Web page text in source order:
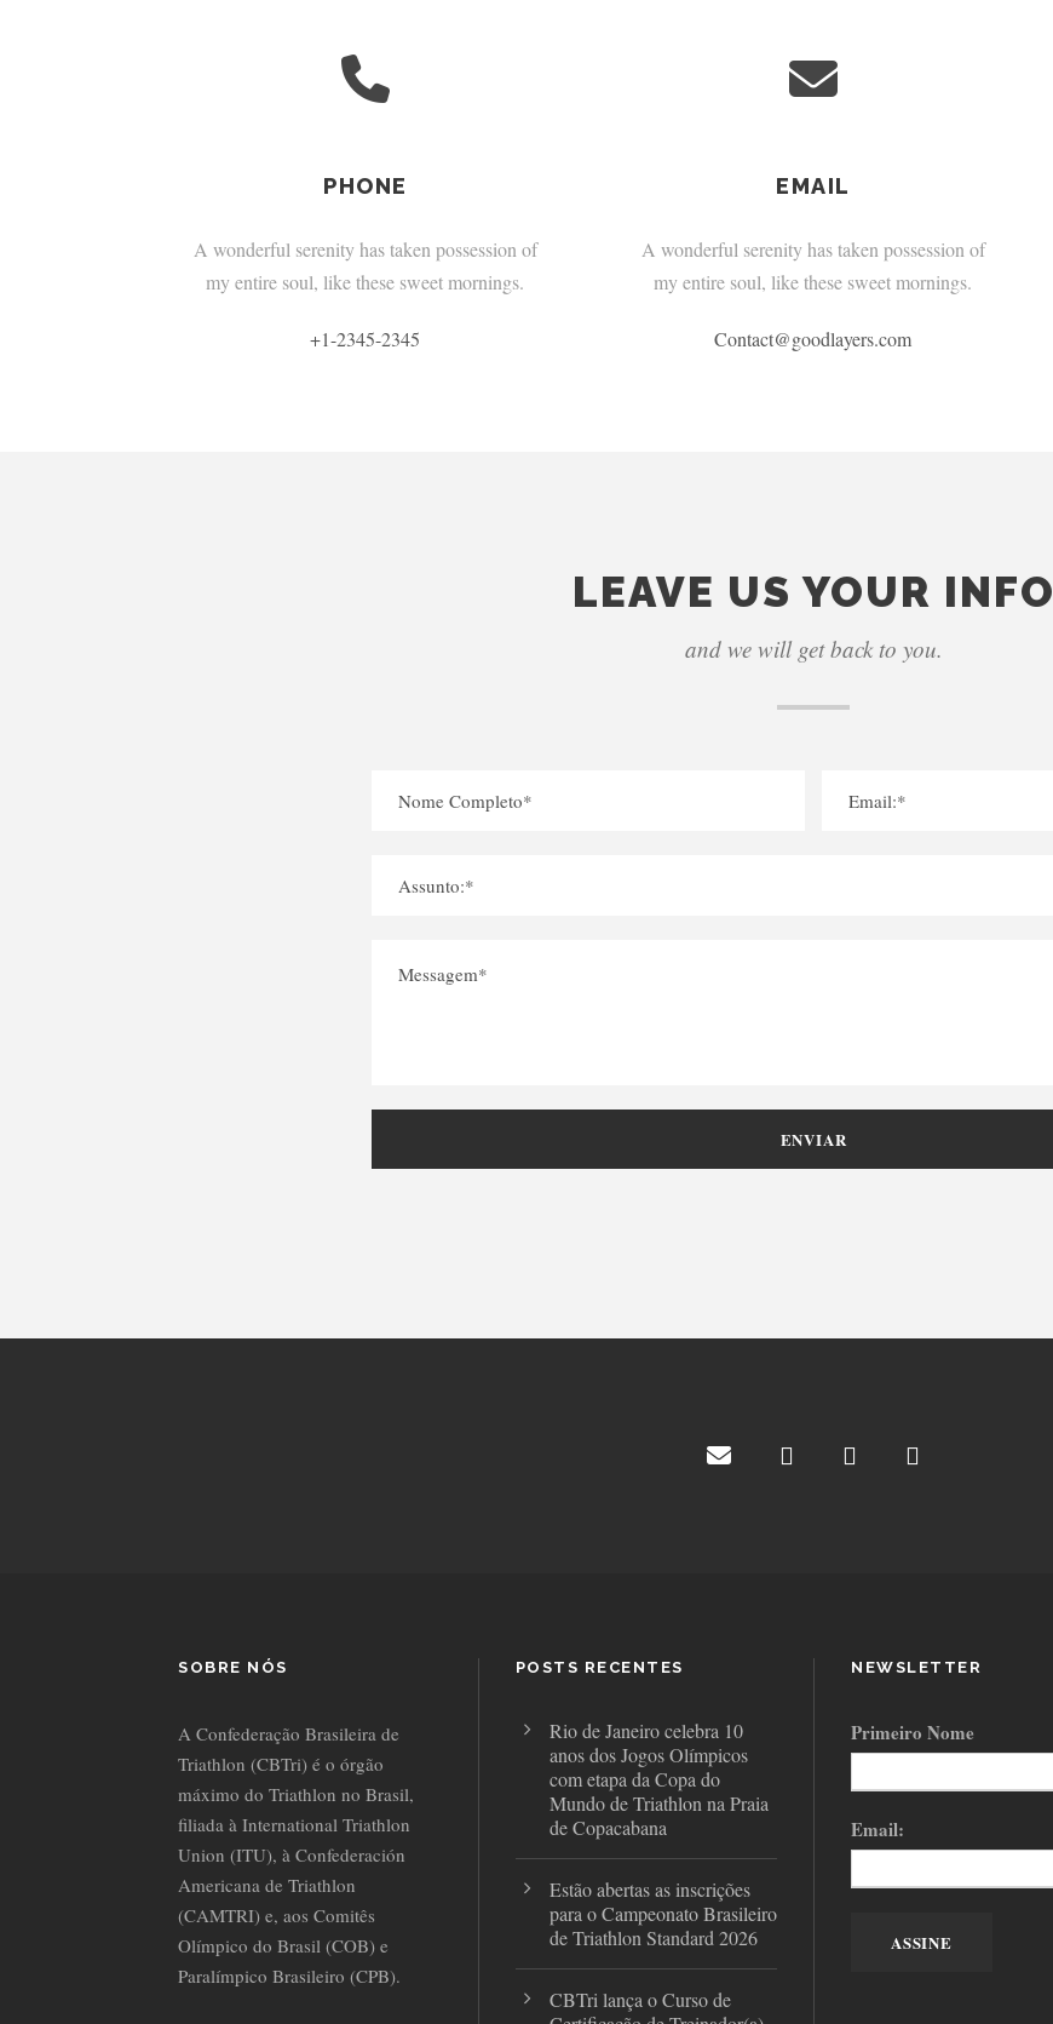
PHONE
A wonderful serenity has taken possession of
my entire soul, like these sweet mornings.
+1-2345-2345
EMAIL
A wonderful serenity has taken possession of
my entire soul, like these sweet mornings.
Contact@goodlayers.com
LEAVE US YOUR INFO
and we will get back to you.
SOBRE NÓS
A Confederação Brasileira de
Triathlon (CBTri) é o órgão
máximo do Triathlon no Brasil,
filiada à International Triathlon
Union (ITU), à Confederación
Americana de Triathlon
(CAMTRI) e, aos Comitês
Olímpico do Brasil (COB) e
Paralímpico Brasileiro (CPB).
POSTS RECENTES
Rio de Janeiro celebra 10
anos dos Jogos Olímpicos
com etapa da Copa do
Mundo de Triathlon na Praia
de Copacabana
Estão abertas as inscrições
para o Campeonato Brasileiro
de Triathlon Standard 2026
CBTri lança o Curso de
NEWSLETTER
Primeiro Nome
Email: